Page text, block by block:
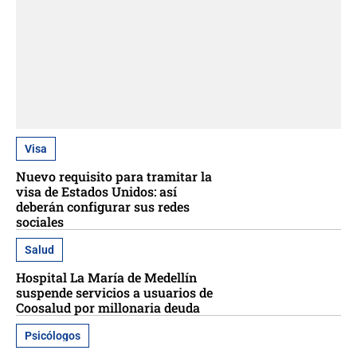
Visa
Nuevo requisito para tramitar la
visa de Estados Unidos: así
deberán configurar sus redes
sociales
Salud
Hospital La María de Medellín
suspende servicios a usuarios de
Coosalud por millonaria deuda
Psicólogos